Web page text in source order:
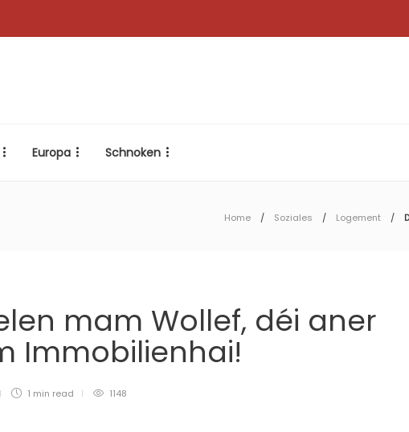
Europa Schnoken
Home Soziales Logement
mam Wollef, déi aner
Immobilienhai!
1 min read 1148